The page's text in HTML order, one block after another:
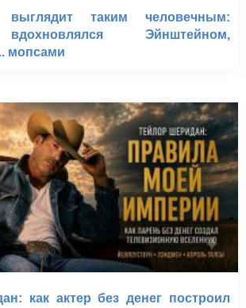
таким человечным:
Эйнштейном,
мопсами
как актер без денег построил